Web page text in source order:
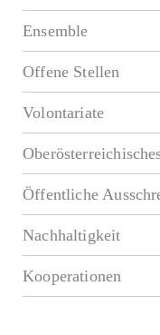
Ensemble
Offene Stellen
Volontariate
Öffentliche
Nachhaltigkeit
Kooperationen